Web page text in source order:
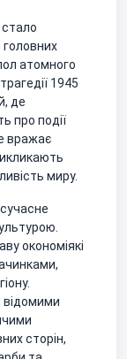
стало
атомного
1945
де
про події
вражає
миру.
окономіякі
відомими
сторін,